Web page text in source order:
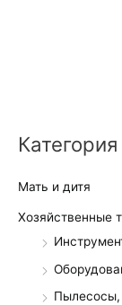
Категория
Мать и дитя
Хозяйственные